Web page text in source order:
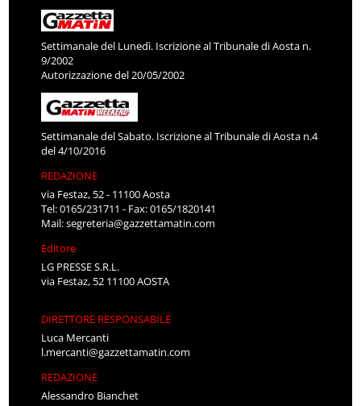
Settimanale del Lunedì. Iscrizione al Tribunale di Aosta n.
9/2002
Autorizzazione del 20/05/2002
Settimanale del Sabato. Iscrizione al Tribunale di Aosta n.4
del 4/10/2016
REDAZIONE
via Festaz, 52 - 11100 Aosta
Tel: 0165/231711 - Fax: 0165/1820141
Mail:segreteria@gazzettamatin.com
Editore
LG PRESSE S.R.L.
via Festaz, 52 11100 AOSTA
DIRETTORE RESPONSABILE
Luca Mercanti
l.mercanti@gazzettamatin.com
REDAZIONE
Alessandro Bianchet